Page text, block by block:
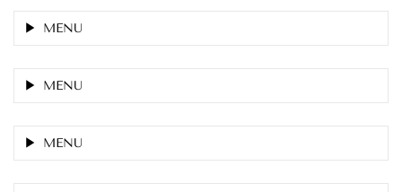
MENU
MENU
MENU